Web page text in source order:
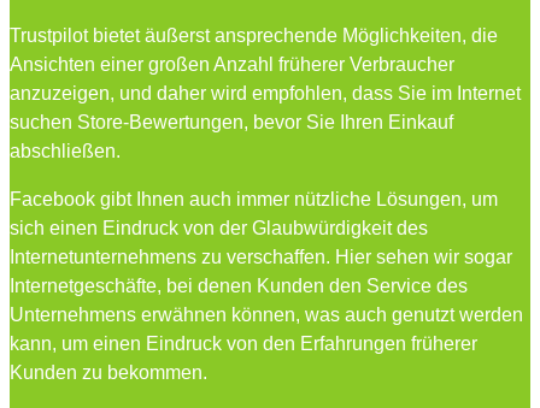
Trustpilot bietet äußerst ansprechende Möglichkeiten, die
Ansichten einer großen Anzahl früherer Verbraucher
anzuzeigen, und daher wird empfohlen, dass Sie im Internet
suchen Store-Bewertungen, bevor Sie Ihren Einkauf
abschließen.
Facebook gibt Ihnen auch immer nützliche Lösungen, um
sich einen Eindruck von der Glaubwürdigkeit des
Internetunternehmens zu verschaffen. Hier sehen wir sogar
Internetgeschäfte, bei denen Kunden den Service des
Unternehmens erwähnen können, was auch genutzt werden
kann, um einen Eindruck von den Erfahrungen früherer
Kunden zu bekommen.